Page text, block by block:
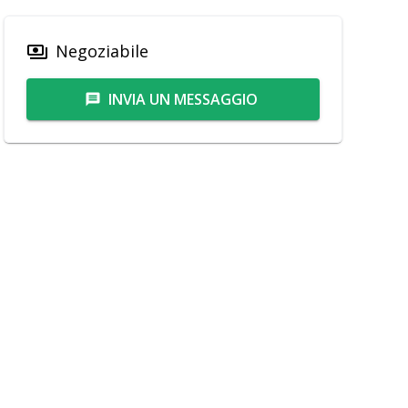
payments Negoziabile
message INVIA UN MESSAGGIO